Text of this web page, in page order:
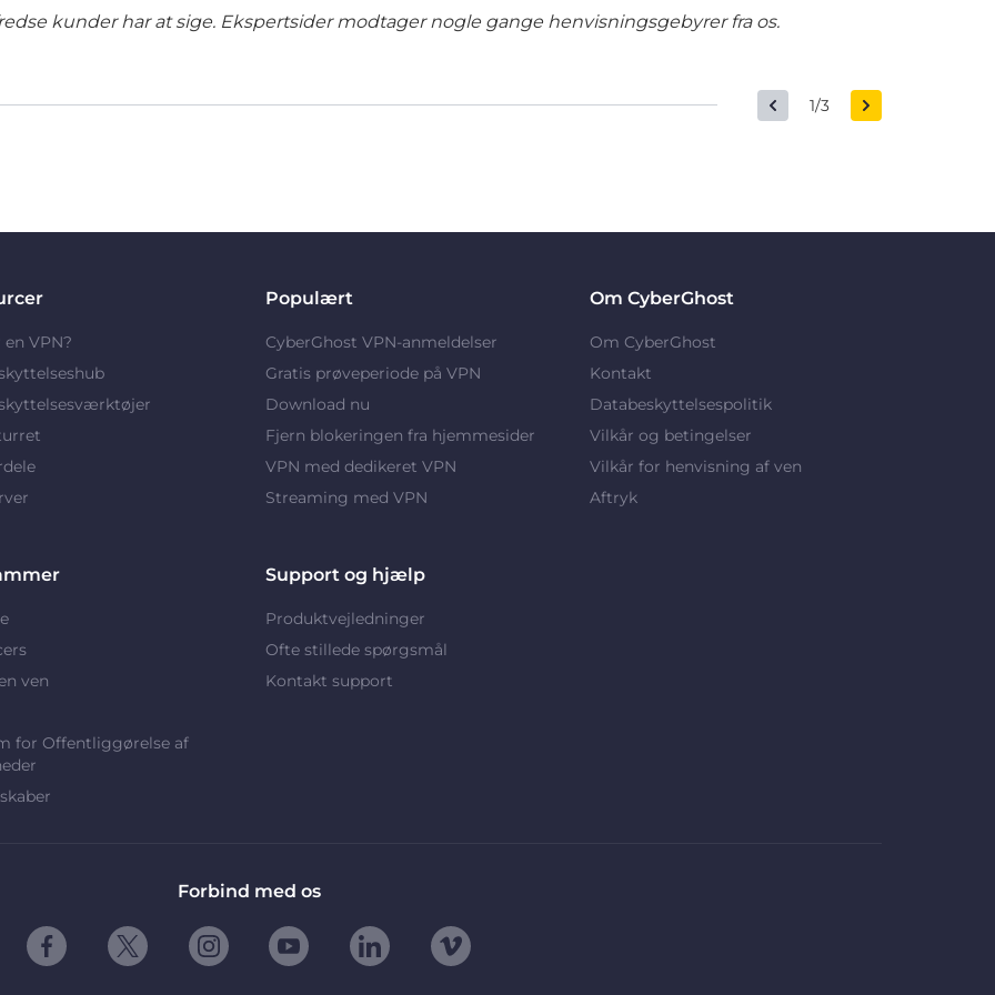
kunder har at sige. Ekspertsider modtager nogle gange henvisningsgebyrer fra os.
1/3
VPN?
Populært
CyberGhost VPN-anmeldelser
Gratis prøveperiode på VPN
Download nu
Fjern blokeringen fra hjemmesider
VPN med dedikeret VPN
Streaming med VPN
Om CyberGhost
Om CyberGhost
Kontakt
Databeskyttelsespolitik
Vilkår og betingelser
Vilkår for henvisning af ven
Aftryk
ven
for Offentliggørelse af
Support og hjælp
Produktvejledninger
Ofte stillede spørgsmål
Kontakt support
Forbind med os